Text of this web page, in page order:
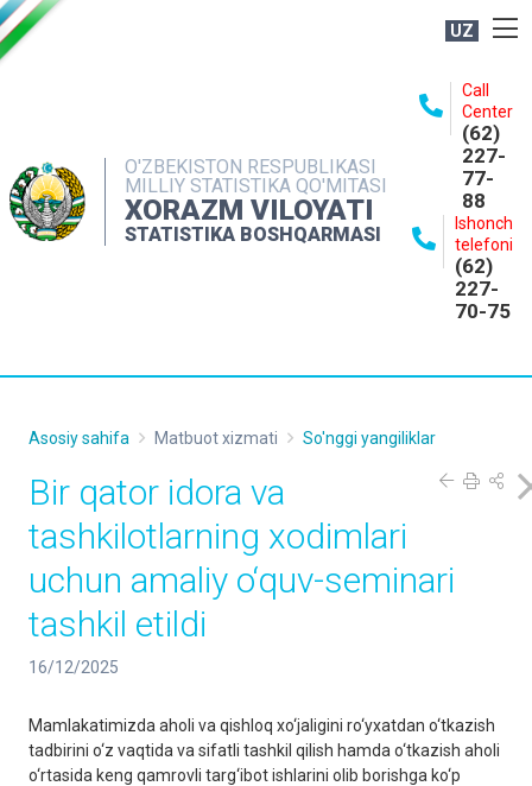
UZ
O'ZBEKISTON RESPUBLIKASI
MILLIY STATISTIKA QO'MITASI
XORAZM VILOYATI
STATISTIKA BOSHQARMASI
Call
Center
(62)
227-
77-
88
Ishonch
telefoni
(62)
227-
70-75
NASHRLAR
INTERAKTIV XIZMATLAR
MATBUOT XIZMATI
Asosiy sahifa Matbuot xizmati So'nggi yangiliklar
Bir qator idora va
tashkilotlarning xodimlari
uchun amaliy o‘quv-seminari
tashkil etildi
16/12/2025
Mamlakatimizda aholi va qishloq xo‘jaligini ro‘yxatdan o‘tkazish
tadbirini o‘z vaqtida va sifatli tashkil qilish hamda o‘tkazish aholi
o‘rtasida keng qamrovli targ‘ibot ishlarini olib borishga ko‘p